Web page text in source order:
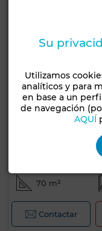
70 m²
Contactar
Su
Utilizamos
analíticos y para
en base a un
de navegación
AQUÍ